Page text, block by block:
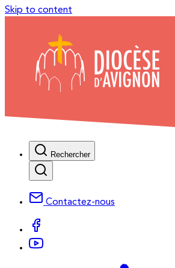
Skip to content
Rechercher
Contactez-nous